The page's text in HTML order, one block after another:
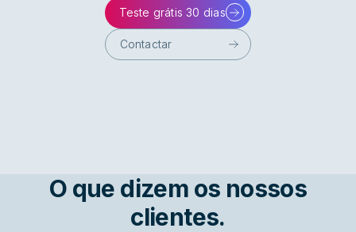
Teste grátis 30 dias
Contactar
O que dizem os nossos
clientes.